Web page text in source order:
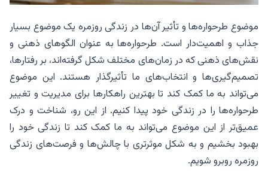
موضوع طرحواره‌ها و تأثیر آن‌ها در زندگی روزمره یک موضوع بسیار
جذاب و اهمیت‌دار است. طرحواره‌ها به عنوان الگوهای ذهنی و
نقش‌های ذهنی که در زمان‌های مختلف شکل گرفته‌اند، بر رفتارها،
تصمیم‌گیری‌ها و انتخاب‌های ما تأثیرگذار هستند. این موضوع
می‌تواند به ما کمک کند تا بهترین راهکارها برای مدیریت و تغییر
طرحواره‌ها را در زندگی خود پیدا کنیم. از این رو، شناخت و درک
عمیق‌تر از این موضوع می‌تواند به ما کمک کند تا زندگی خود را
بهبود بخشیم و به شکل موثرتری با چالش‌ها و فرصت‌های زندگی
روزمره روبرو شویم.